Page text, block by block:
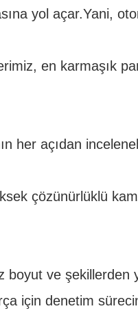
yol açar.Yani,
en karmaşık
her açıdan
çözünürlüklü
boyut ve
için denetim